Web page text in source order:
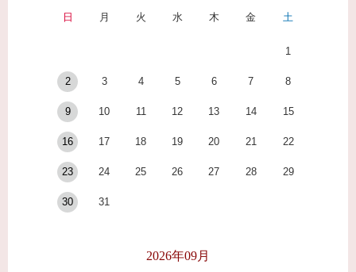
日 月 火 水 木 金 土
1
2 3 4 5 6 7 8
9 10 11 12 13 14 15
16 17 18 19 20 21 22
23 24 25 26 27 28 29
30 31
2026年09月